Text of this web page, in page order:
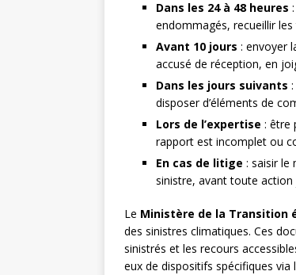
Dans les 24 à 48 heures
endommagés, recueillir
Avant 10 jours : envoyer
accusé de réception, en
Dans les jours suivants
disposer d’éléments de
Lors de l’expertise : être
rapport est incomplet ou
En cas de litige : saisir le
sinistre, avant toute action
Le Ministère de la Transition
des sinistres climatiques. Ces
sinistrés et les recours
eux de dispositifs spécifiques via